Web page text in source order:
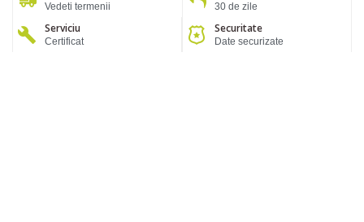
Vedeti termenii 30 de zile
Serviciu
Certificat
Securitate
Date securizate